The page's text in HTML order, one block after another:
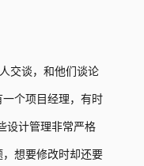
交谈，和他们谈论
个项目经理，有时
设计管理非常严格
想要修改时却还要